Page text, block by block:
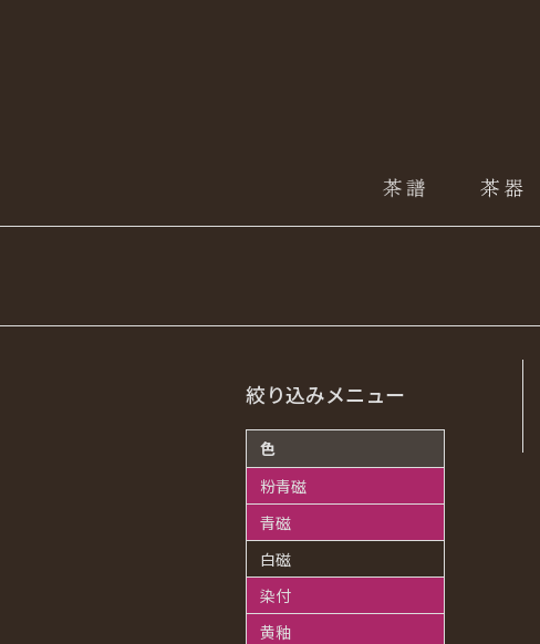
絞り込みメニュー
色
粉青磁
青磁
白磁
染付
黄釉